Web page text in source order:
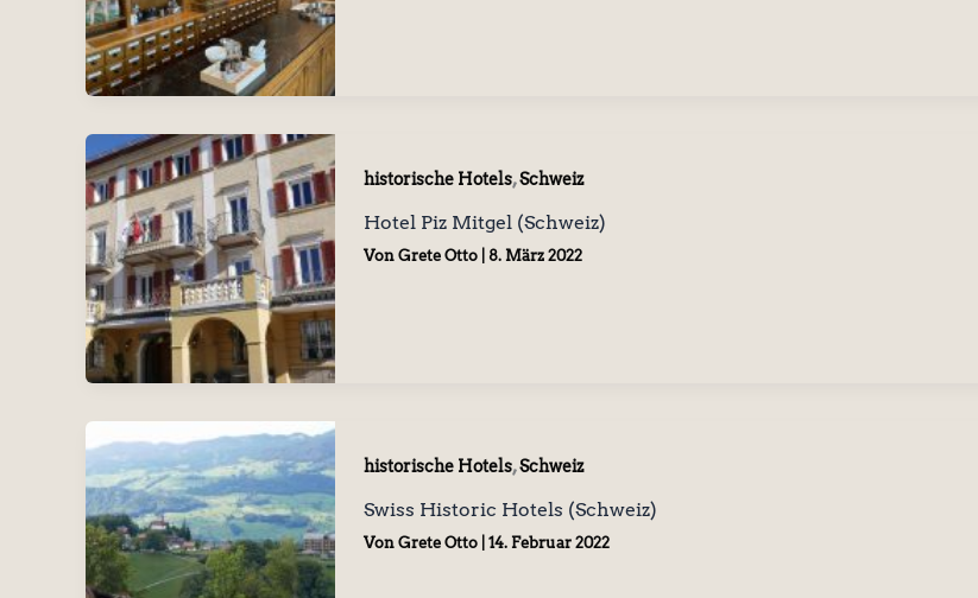
historische Hotels,Schweiz
Hotel Piz Mitgel (Schweiz)
Von Grete Otto 8. März 2022
historische Hotels,Schweiz
Swiss Historic Hotels (Schweiz)
Von Grete Otto 14. Februar 2022